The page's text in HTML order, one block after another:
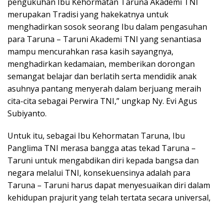
merupakan Tradisi yang hakekatnya untuk
menghadirkan sosok seorang Ibu dalam pengasuhan
para Taruna – Taruni Akademi TNI yang senantiasa
mampu mencurahkan rasa kasih sayangnya,
menghadirkan kedamaian, memberikan dorongan
semangat belajar dan berlatih serta mendidik anak
asuhnya pantang menyerah dalam berjuang meraih
cita-cita sebagai Perwira TNI,” ungkap Ny. Evi Agus
Subiyanto.
Untuk itu, sebagai Ibu Kehormatan Taruna, Ibu
Panglima TNI merasa bangga atas tekad Taruna –
Taruni untuk mengabdikan diri kepada bangsa dan
negara melalui TNI, konsekuensinya adalah para
Taruna – Taruni harus dapat menyesuaikan diri dalam
kehidupan prajurit yang telah tertata secara universal,